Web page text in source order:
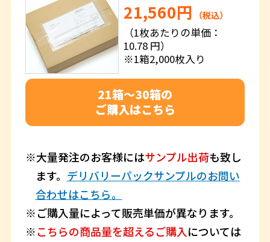
21,560円 （税込）
（1枚あたりの単価：
10.78 円）
※1箱2,000枚入り
21箱～30箱の
ご購入はこちら
大量発注のお客様にはサンプル出荷も致し
ます。 デリバリーパックサンプルのお問い
合わせはこちら。
ご購入量によって販売単価が異なります。
こちらの商品量を超えるご購入については